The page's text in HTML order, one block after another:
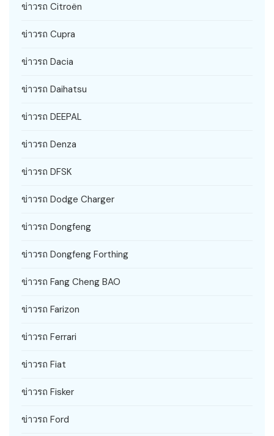
ข่าวรถ Citroën
ข่าวรถ Cupra
ข่าวรถ Dacia
ข่าวรถ Daihatsu
ข่าวรถ DEEPAL
ข่าวรถ Denza
ข่าวรถ DFSK
ข่าวรถ Dodge Charger
ข่าวรถ Dongfeng
ข่าวรถ Dongfeng Forthing
ข่าวรถ Fang Cheng BAO
ข่าวรถ Farizon
ข่าวรถ Ferrari
ข่าวรถ Fiat
ข่าวรถ Fisker
ข่าวรถ Ford